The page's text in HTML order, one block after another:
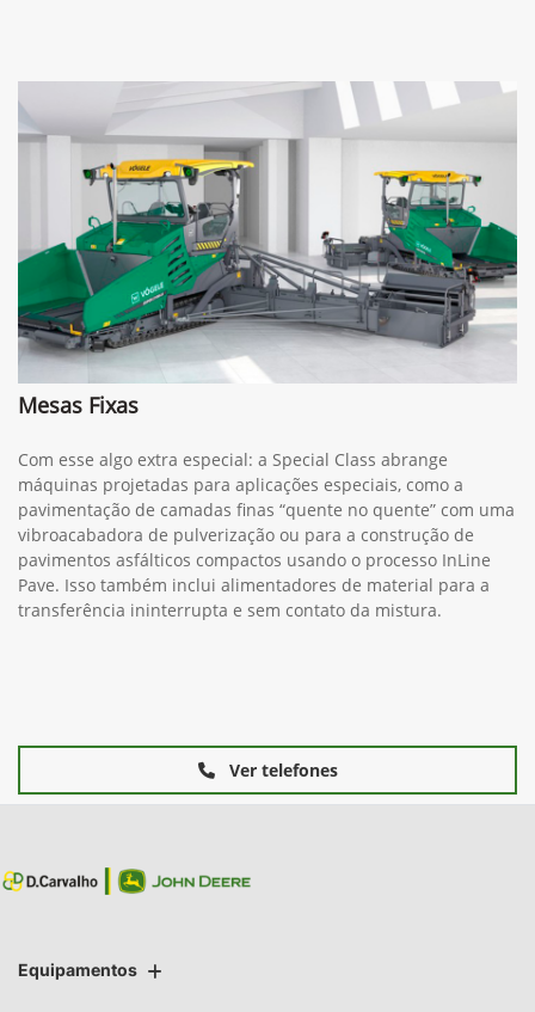
Mesas Fixas
Com esse algo extra especial: a Special Class abrange
máquinas projetadas para aplicações especiais, como a
pavimentação de camadas finas “quente no quente” com uma
vibroacabadora de pulverização ou para a construção de
pavimentos asfálticos compactos usando o processo InLine
Pave. Isso também inclui alimentadores de material para a
transferência ininterrupta e sem contato da mistura.
Ver telefones
Equipamentos